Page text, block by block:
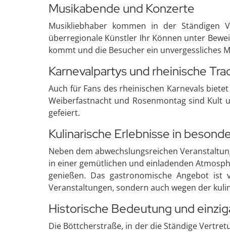
Musikabende und Konzerte
Musikliebhaber kommen in der Ständigen
überregionale Künstler Ihr Können unter
kommt und die Besucher ein unvergessliches
Karnevalpartys und rheinische
Auch für Fans des rheinischen Karnevals
Weiberfastnacht und Rosenmontag sind
gefeiert.
Kulinarische Erlebnisse in
Neben dem abwechslungsreichen
in einer gemütlichen und einladenden
genießen. Das gastronomische Angebot
Veranstaltungen, sondern auch wegen der
Historische Bedeutung und
Die Böttcherstraße, in der die Ständige